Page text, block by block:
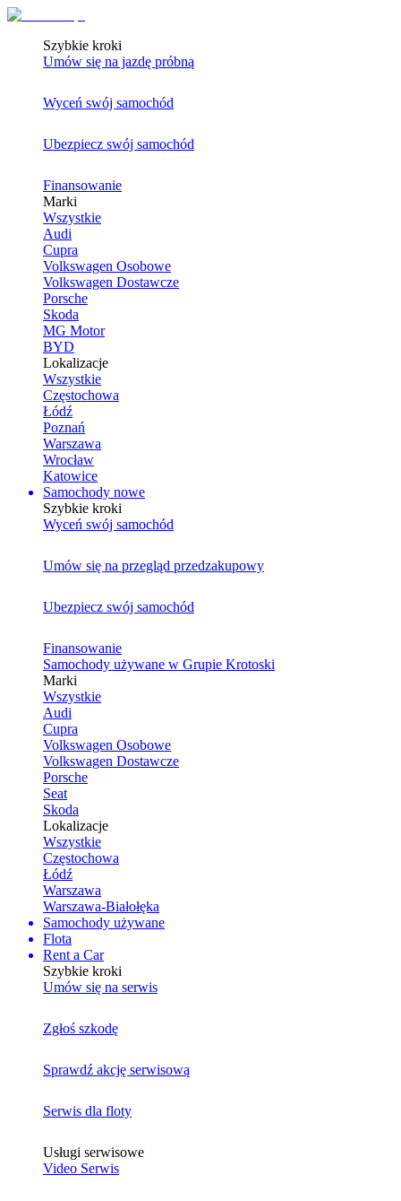
Szybkie kroki
Umów się na jazdę próbną
Wyceń swój samochód
Ubezpiecz swój samochód
Finansowanie
Marki
Wszystkie
Audi
Cupra
Volkswagen Osobowe
Volkswagen Dostawcze
Porsche
Skoda
MG Motor
BYD
Lokalizacje
Wszystkie
Częstochowa
Łódź
Poznań
Warszawa
Wrocław
Katowice
Samochody nowe
Szybkie kroki
Wyceń swój samochód
Umów się na przegląd przedzakupowy
Ubezpiecz swój samochód
Finansowanie
Samochody używane w Grupie Krotoski
Marki
Wszystkie
Audi
Cupra
Volkswagen Osobowe
Volkswagen Dostawcze
Porsche
Seat
Skoda
Lokalizacje
Wszystkie
Częstochowa
Łódź
Warszawa
Warszawa-Białołęka
Samochody używane
Flota
Rent a Car
Szybkie kroki
Umów się na serwis
Zgłoś szkodę
Sprawdź akcję serwisową
Serwis dla floty
Usługi serwisowe
Video Serwis